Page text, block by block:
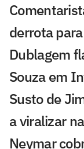
derrota
Dublagem
Souza em
Susto de
a viralizar
Neymar